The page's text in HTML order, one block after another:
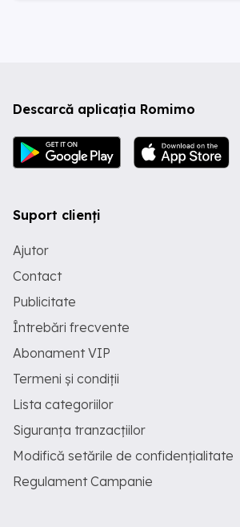
Descarcă aplicația Romimo
Suport clienți
Ajutor
Contact
Publicitate
Întrebări frecvente
Abonament VIP
Termeni și condiții
Lista categoriilor
Siguranța tranzacțiilor
Modifică setările de confidențialitate
Regulament Campanie